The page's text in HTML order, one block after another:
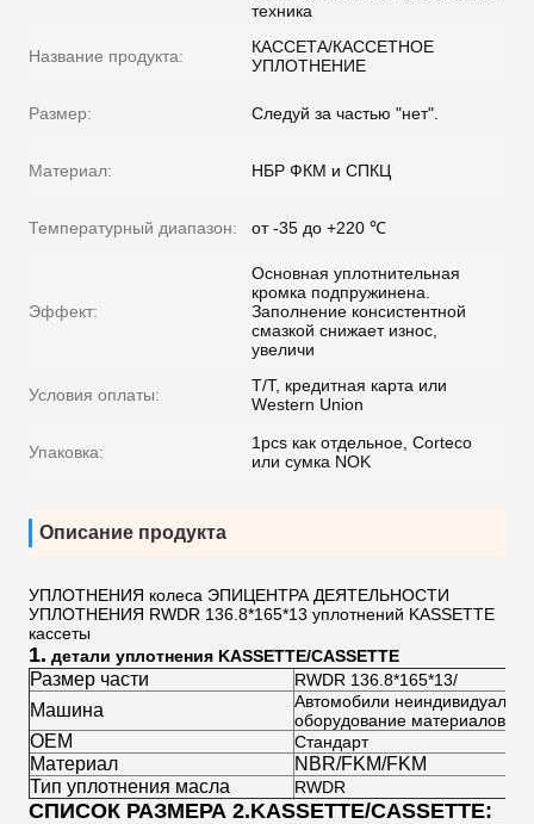
техника
Название продукта:
КАССЕТА/КАССЕТНОЕ
УПЛОТНЕНИЕ
Размер: Следуй за частью "нет".
Материал: НБР ФКМ и СПКЦ
Температурный диапазон: от -35 до +220 ℃
Эффект:
Основная уплотнительная
кромка подпружинена.
Заполнение консистентной
смазкой снижает износ,
увеличи
Условия оплаты:
T/T, кредитная карта или
Western Union
Упаковка:
1pcs как отдельное, Corteco
или сумка NOK
Описание продукта
УПЛОТНЕНИЯ колеса ЭПИЦЕНТРА ДЕЯТЕЛЬНОСТИ
УПЛОТНЕНИЯ RWDR 136.8*165*13 уплотнений KASSETTE
кассеты
1. детали уплотнения KASSETTE/CASSETTE
Размер части RWDR 136.8*165*13/
Машина
Автомобили
оборудование материалов,
OEM Стандарт
Материал
NBR/FKM/FKM
Тип уплотнения масла
RWDR
СПИСОК РАЗМЕРА 2.KASSETTE/CASSETTE: